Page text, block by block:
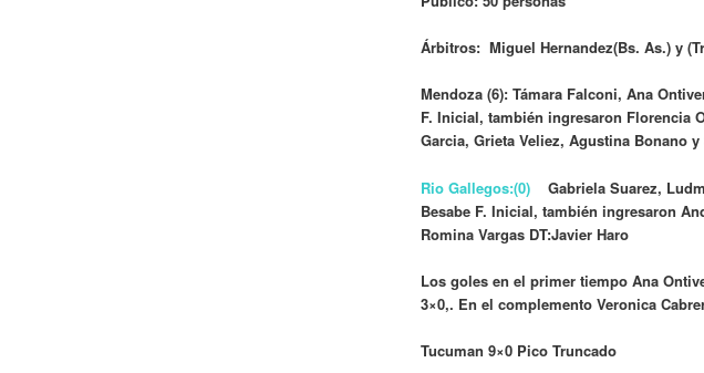
Árbitros: Miguel Hernandez(Bs. As.) y
Mendoza (6): Támara Falconi, Ana
F. Inicial, también ingresaron Florencia
Garcia, Grieta Veliez, Agustina Bonano
Rio Gallegos:(0) Gabriela Suarez,
Besabe F. Inicial, también ingresaron
Romina Vargas DT:Javier Haro
Los goles en el primer tiempo Ana
3×0,. En el complemento Veronica
Tucuman 9×0 Pico Truncado